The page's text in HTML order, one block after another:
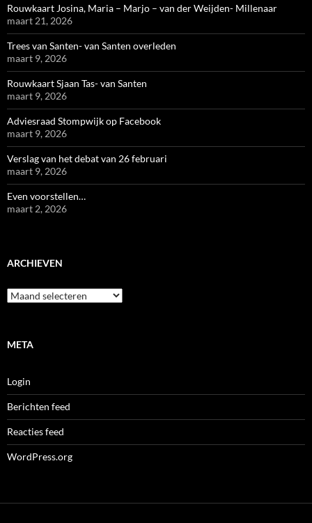
Rouwkaart Josina, Maria – Marjo – van der Weijden- Millenaar
maart 21, 2026
Trees van Santen- van Santen overleden
maart 9, 2026
Rouwkaart Sjaan Tas- van Santen
maart 9, 2026
Adviesraad Stompwijk op Facebook
maart 9, 2026
Verslag van het debat van 26 februari
maart 9, 2026
Even voorstellen…
maart 2, 2026
ARCHIEVEN
Archieven
META
Login
Berichten feed
Reacties feed
WordPress.org